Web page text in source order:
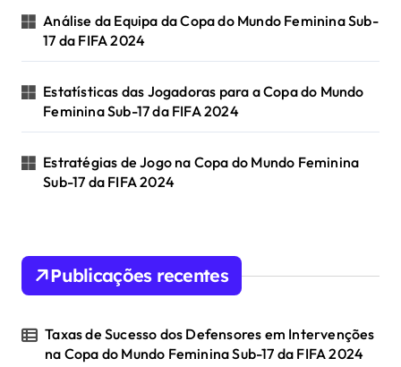
Análise da Equipa da Copa do Mundo Feminina Sub-
17 da FIFA 2024
Estatísticas das Jogadoras para a Copa do Mundo
Feminina Sub-17 da FIFA 2024
Estratégias de Jogo na Copa do Mundo Feminina
Sub-17 da FIFA 2024
Publicações recentes
Taxas de Sucesso dos Defensores em Intervenções
na Copa do Mundo Feminina Sub-17 da FIFA 2024